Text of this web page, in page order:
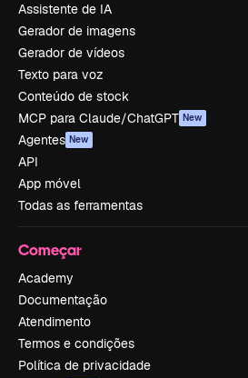
Assistente de IA
Gerador de imagens
Gerador de vídeos
Texto para voz
Conteúdo de stock
MCP para Claude/ChatGPT New
Agentes New
API
App móvel
Todas as ferramentas
Começar
Academy
Documentação
Atendimento
Termos e condições
Política de privacidade